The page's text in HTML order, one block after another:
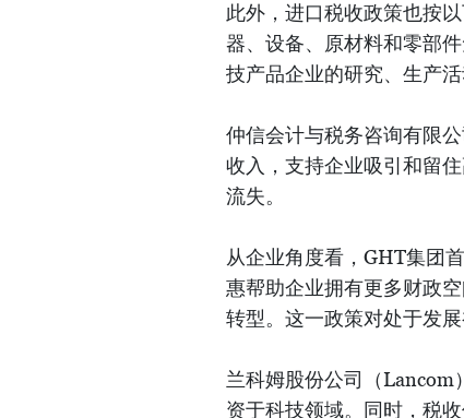
此外，进口税收政策也按
器、设备、原材料和零部
技产品企业的研究、生产
仲信会计与税务咨询有限
收入，支持企业吸引和留
流失。
从企业角度看，GHT集团
惠帮助企业拥有更多财政
转型。这一政策对处于发
兰科姆股份公司（Lancom
资于科技领域。同时，税